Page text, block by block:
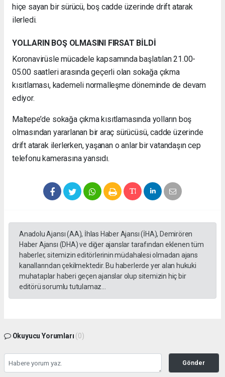
hiçe sayan bir sürücü, boş cadde üzerinde drift atarak
ilerledi.
YOLLARIN BOŞ OLMASINI FIRSAT BİLDİ
Koronavirüsle mücadele kapsamında başlatılan 21.00-
05.00 saatleri arasında geçerli olan sokağa çıkma
kısıtlaması, kademeli normalleşme döneminde de devam
ediyor.
Maltepe’de sokağa çıkma kısıtlamasında yolların boş
olmasından yararlanan bir araç sürücüsü, cadde üzerinde
drift atarak ilerlerken, yaşanan o anlar bir vatandaşın cep
telefonu kamerasına yansıdı.
Anadolu Ajansı (AA), İhlas Haber Ajansı (İHA), Demirören
Haber Ajansı (DHA) ve diğer ajanslar tarafından eklenen tüm
haberler, sitemizin editörlerinin müdahalesi olmadan ajans
kanallarından çekilmektedir. Bu haberlerde yer alan hukuki
muhataplar haberi geçen ajanslar olup sitemizin hiç bir
editörü sorumlu tutulamaz...
Okuyucu Yorumları (0)
Gönder